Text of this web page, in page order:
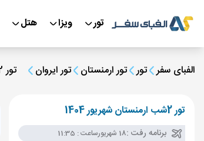
تور ویزا هتل
الفبای سفر تور تور ارمنستان تور ایروان تور 2شب ارمنستان شهریور 1404
تور 2شب ارمنستان شهریور 1404
برنامه رفت :18 شهریور ساعت : 11:35